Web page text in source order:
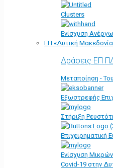
Clusters
Ενίσχυση
ΕΠ «Δυτική
Δράσεις ΕΠ
Μεταποίηση -
Εξωστρεφής
Στήριξη
Επιχειρηματική
Ενίσχυση
Covid-19 στην